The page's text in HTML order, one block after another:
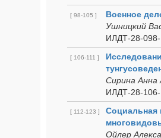
[ 98-105 ]
Военное
Ушницкий
ИЛДТ-28-
[ 106-111 ]
Сирина Анна
ИЛДТ-28-106-
[ 112-123 ]
Социальная
Ойлер